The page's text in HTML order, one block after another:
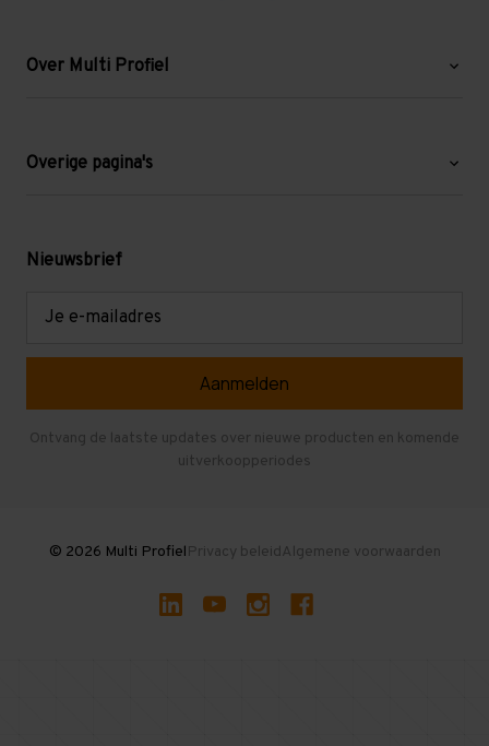
Over Multi Profiel
Blog
Levering en afhalen
Overige pagina's
Mezzanine
Gebruikte entresolvloeren
Nieuwsbrief
Ontvang de laatste updates over nieuwe producten en komende
uitverkoopperiodes
© 2026 Multi ProfielPrivacy beleidAlgemene voorwaarden